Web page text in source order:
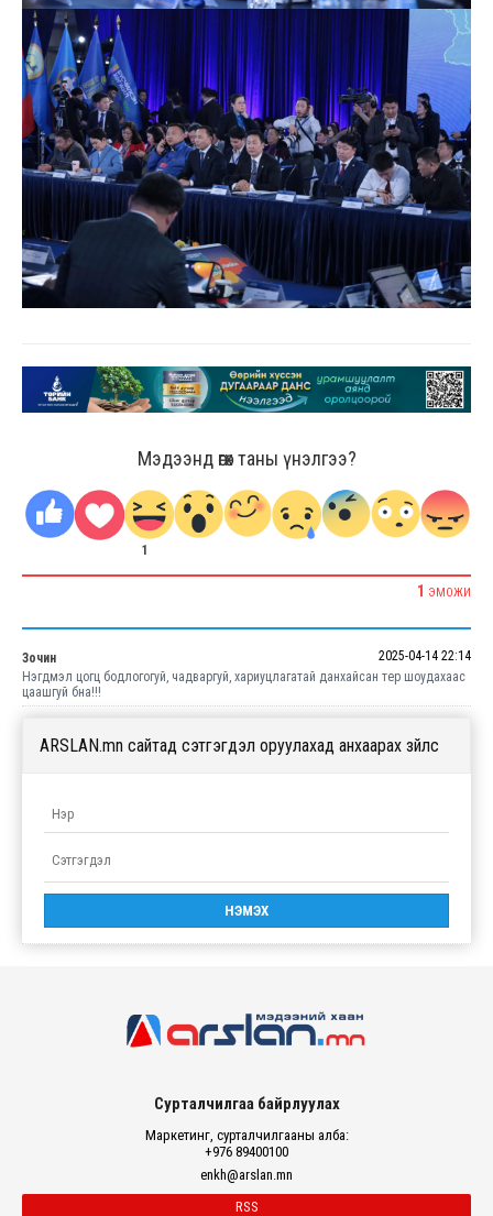
Мэдээнд өгөх таны үнэлгээ?
1
1 ЭМОЖИ
Зочин
2025-04-14 22:14
Нэгдмэл цогц бодлогогуй, чадваргуй, хариуцлагатай данхайсан тер шоудахаас
цаашгуй бна!!!
ARSLAN.mn сайтад сэтгэгдэл оруулахад анхаарах зүйлс
Сурталчилгаа байрлуулах
Маркетинг, сурталчилгааны алба:
+976 89400100
enkh@arslan.mn
RSS